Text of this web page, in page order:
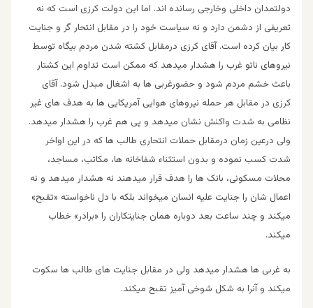
دولتمدان داخلی وخارجی رسانده اند. اما این دولت کرزی است که نه
تعریفی از دشمن دارد و نه سیاست خود را در مقابل انتحار گر و جنایت
کار بیان کرده است. آقای کرزی درمقابل کشته شدن مردم بیگاه توسط
نیروهای ناتو غرب را هشدار میدهد که ممکن است تداوم این کشتار
باعث خشم مردم شود و حضورغربی ها به اشغال مبدل شود. آقای
کرزی در مقابل هر حمله نیروهای هوایی آمریکایی ها به هدف های غیر
نظامی به شدت واکنش نشان میدهد و پی هم غرب را هشدار میدهد.
ولی درعین زمان درمقابل حملات انتحاری طالب ها که در این اواخر
شدت کسب نموده و بدون استثناء شفاخانه ها، مکاتب، مساجد،
محلات مسکونی، بانک ها را هدف قرار میدهند نه هشدار میدهد و نه
اعمال شان را جنایت علیه انسان میخواند بلکه با دل ناخواسته «تقبح»
میکند و چند ساعت بعد دوباره همان جنایتکاران را «برادر» خطاب
میکند.
به غربی ها هشدار میدهد ولی در مقابل جنایت های طالب ها سکوت
میکند و آنرا به شکل شوخی آمیز تقبح میکند.